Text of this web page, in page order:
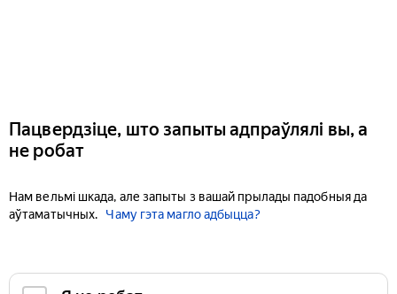
Пацвердзіце, што запыты адпраўлялі вы, а
не робат
Нам вельмі шкада, але запыты з вашай прылады падобныя да
аўтаматычных.
Чаму гэта магло адбыцца?